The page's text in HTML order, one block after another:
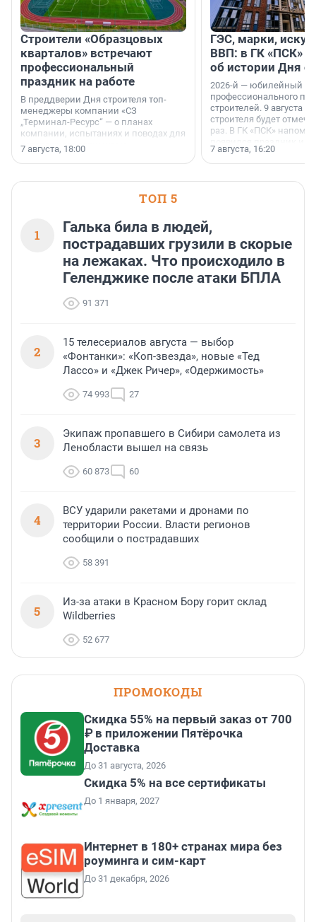
Строители «Образцовых
кварталов» встречают
профессиональный
праздник на работе
В преддверии Дня строителя топ-
менеджеры компании «СЗ
„Терминал-Ресурс“ — о планах
компании, испытаниях и поводах для
осторожного оптимизма.
7 августа, 18:00
ГЭС, марки,
ВВП: в ГК «ПСК»
об истории Дня
2026-й — юбилейный
профессионального
строителей. 9 августа
строителя будет
раз. В ГК «ПСК»
поменялась роль
7 августа, 16:20
ТОП 5
1
Галька била в людей,
пострадавших грузили в скорые
на лежаках. Что происходило в
Геленджике после атаки БПЛА
91 371
2
15 телесериалов августа — выбор
«Фонтанки»: «Коп-звезда», новые «Тед
Лассо» и «Джек Ричер», «Одержимость»
74 993 27
3
Экипаж пропавшего в Сибири самолета из
Ленобласти вышел на связь
60 873 60
4
ВСУ ударили ракетами и дронами по
территории России. Власти регионов
сообщили о пострадавших
58 391
5
Из-за атаки в Красном Бору горит склад
Wildberries
52 677
ПРОМОКОДЫ
Скидка 55% на первый заказ от 700
₽ в приложении Пятёрочка
Доставка
До 31 августа, 2026
Скидка 5% на все сертификаты
До 1 января, 2027
Интернет в 180+ странах мира без
роуминга и сим-карт
До 31 декабря, 2026